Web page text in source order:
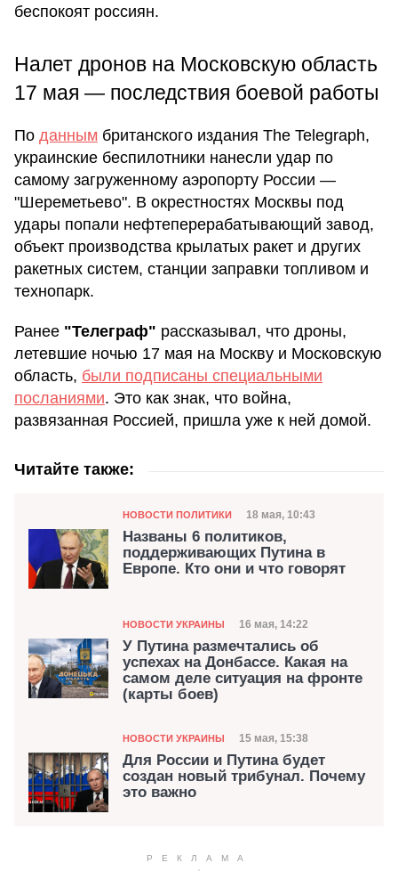
беспокоят россиян.
Налет дронов на Московскую область
17 мая — последствия боевой работы
По данным британского издания The Telegraph,
украинские беспилотники нанесли удар по
самому загруженному аэропорту России —
"Шереметьево". В окрестностях Москвы под
удары попали нефтеперерабатывающий завод,
объект производства крылатых ракет и других
ракетных систем, станции заправки топливом и
технопарк.
Ранее "Телеграф" рассказывал, что дроны,
летевшие ночью 17 мая на Москву и Московскую
область, были подписаны специальными
посланиями. Это как знак, что война,
развязанная Россией, пришла уже к ней домой.
Читайте также:
Категория
НОВОСТИ ПОЛИТИКИ Дата публикации
18 мая, 10:43
Названы 6 политиков,
поддерживающих Путина в
Европе. Кто они и что говорят
Категория
НОВОСТИ УКРАИНЫ Дата публикации
16 мая, 14:22
У Путина размечтались об
успехах на Донбассе. Какая на
самом деле ситуация на фронте
(карты боев)
Категория
НОВОСТИ УКРАИНЫ Дата публикации
15 мая, 15:38
Для России и Путина будет
создан новый трибунал. Почему
это важно